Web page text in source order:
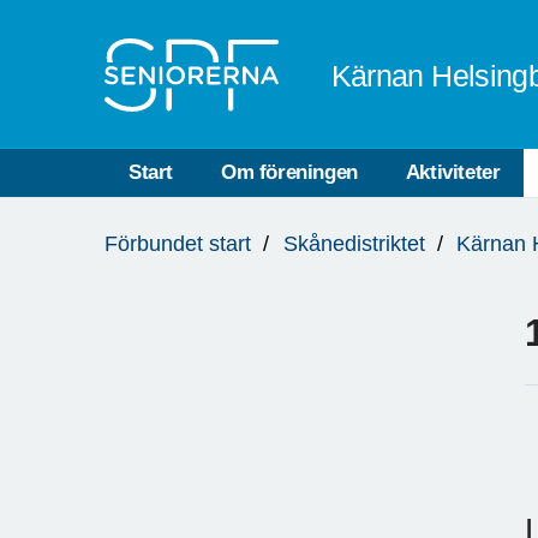
Kärnan
Start Om föreningen Aktiviteter
är
Förbundet start Skånedistriktet Kärnan